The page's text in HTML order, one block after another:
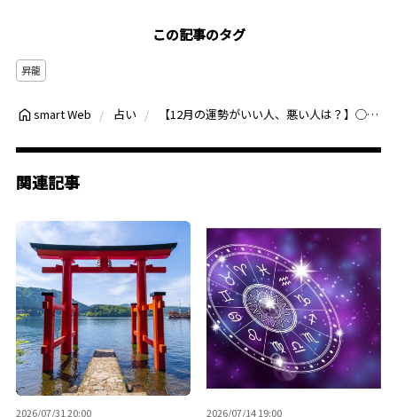
この記事のタグ
昇龍
smart Web 占い 【12月の運勢がいい人、悪い人は？】◯月生まれは、ひらめきを味方にして！◯月生まれは体調不良に注意
関連記事
2026/07/31 20:00 2026/07/14 19:00